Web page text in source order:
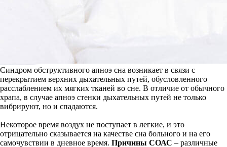
Синдром обструктивного апноэ сна возникает в связи с
перекрытием верхних дыхательных путей, обусловленного
расслаблением их мягких тканей во сне. В отличие от обычного
храпа, в случае апноэ стенки дыхательных путей не только
вибрируют, но и спадаются.
Некоторое время воздух не поступает в легкие, и это
отрицательно сказывается на качестве сна больного и на его
самочувствии в дневное время. Причины СОАС – различные